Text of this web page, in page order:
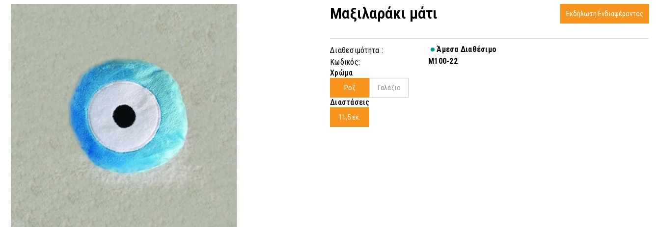
Μαξιλαράκι μάτι
Διαθεσιμότητα :
Άμεσα Διαθέσιμο
Κωδικός:
M100-22
Χρώμα
Ροζ Γαλάζιο
Διαστάσεις
11,5 εκ.
Εκδήλωση Ενδιαφέροντος